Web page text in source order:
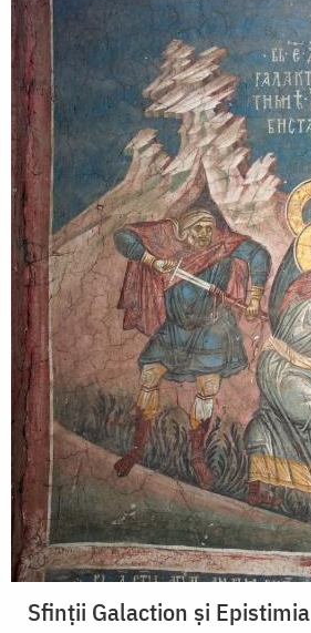
Sfinţii Galaction şi Epistimia